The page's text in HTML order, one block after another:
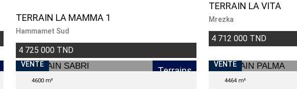
TERRAIN LA MAMMA 1
Hammamet Sud
4 725 000 TND
TERRAIN LA VITA
Mrezka
4 712 000 TND
VENTE
Terrains
4600 m²
VENTE
4464 m²